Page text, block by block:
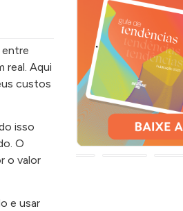
entre
real. Aqui
custos
isso
O
o valor
e usar